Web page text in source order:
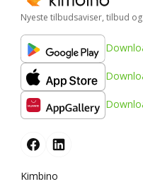
Nyeste tilbudsaviser, tilbud
Kimbino